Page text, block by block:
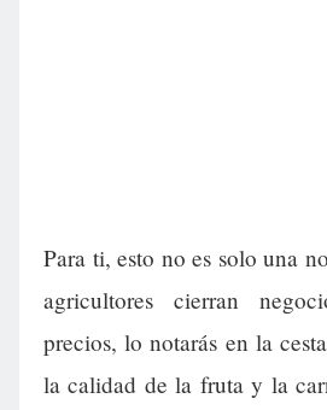
Para ti, esto no es solo una
agricultores cierran
precios, lo notarás en la
la calidad de la fruta y la